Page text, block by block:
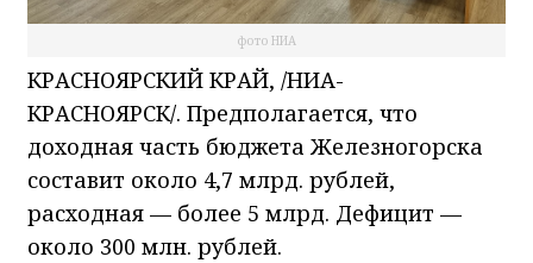
фото НИА
КРАСНОЯРСКИЙ КРАЙ, /НИА-
КРАСНОЯРСК/. Предполагается, что
доходная часть бюджета Железногорска
составит около 4,7 млрд. рублей,
расходная — более 5 млрд. Дефицит —
около 300 млн. рублей.